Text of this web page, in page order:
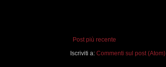
Post più recente
Iscriviti a: Commenti sul post (Atom)